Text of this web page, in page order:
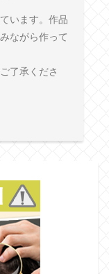
います。作品
ながら作って
了承くださ